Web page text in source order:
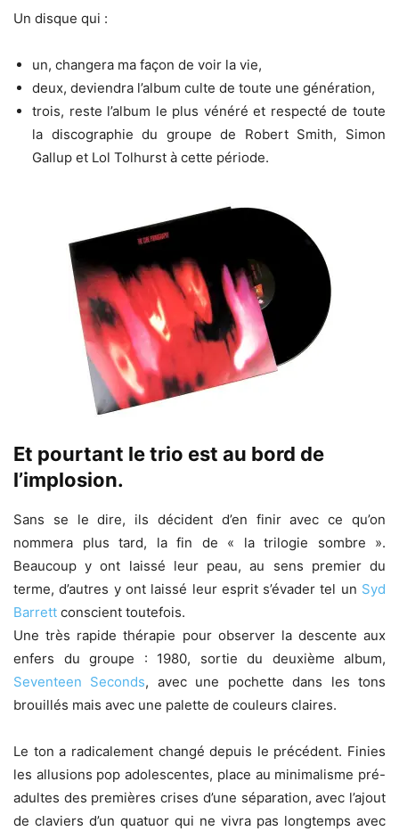
Un disque qui :
un, changera ma façon de voir la vie,
deux, deviendra l’album culte de toute une génération,
trois, reste l’album le plus vénéré et respecté de toute
la discographie du groupe de Robert Smith, Simon
Gallup et Lol Tolhurst à cette période.
Et pourtant le trio est au bord de
l’implosion.
Sans se le dire, ils décident d’en finir avec ce qu’on
nommera plus tard, la fin de « la trilogie sombre ».
Beaucoup y ont laissé leur peau, au sens premier du
terme, d’autres y ont laissé leur esprit s’évader tel un Syd
Barrett conscient toutefois.
Une très rapide thérapie pour observer la descente aux
enfers du groupe : 1980, sortie du deuxième album,
Seventeen Seconds, avec une pochette dans les tons
brouillés mais avec une palette de couleurs claires.
Le ton a radicalement changé depuis le précédent. Finies
les allusions pop adolescentes, place au minimalisme pré-
adultes des premières crises d’une séparation, avec l’ajout
de claviers d’un quatuor qui ne vivra pas longtemps avec